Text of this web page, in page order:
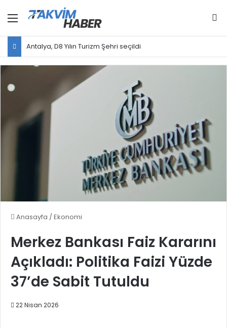
Menü
Antalya, D8 Yılın Turizm Şehri seçildi
Anasayfa / Ekonomi
Merkez Bankası Faiz Kararını
Açıkladı: Politika Faizi Yüzde
37’de Sabit Tutuldu
22 Nisan 2026